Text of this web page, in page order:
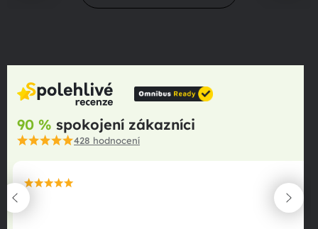
90 % spokojení zákazníci
428 hodnocení
maximální spokojenost
22.06.2025